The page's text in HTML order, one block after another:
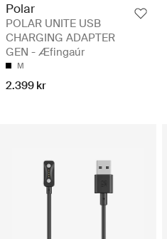
Polar
POLAR UNITE USB
CHARGING ADAPTER
GEN - Æfingaúr
M
2.399 kr